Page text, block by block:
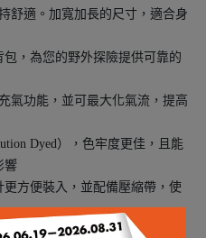
舒適。加寬加長的尺寸，適合身
，為您的野外探險提供可靠的
氣功能，並可最大化氣流，提高
Dyed），色牢度更佳，且能
響
方便裝入，並配備壓縮帶，使